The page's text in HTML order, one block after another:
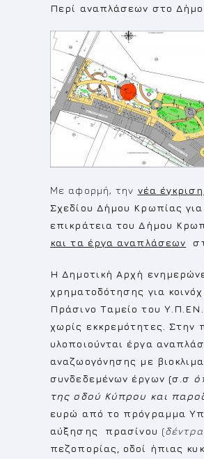
Περί αναπλάσεων στο
Με αφορμή, την νέα
Σχεδίου Δήμου Κρωπίας
επικράτεια του Δήμου
και τα έργα αναπλάσεων
Η Δημοτική Αρχή
χρηματοδότησης για
Πράσινο Ταμείο του Υ.Π.ΕΝ.
χωρίς εκκρεμότητες.
Στην
υλοποιούνται έργα
αναζωογόνησης με
συνδεδεμένων έργων (σ.σ
της οδού Κύπρου και
ευρώ από το πρόγραμμα
αύξησης πρασίνου (
πεζοπορίας, οδοί ήπιας